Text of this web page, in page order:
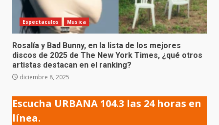
Espectaculos Musica
Rosalía y Bad Bunny, en la lista de los mejores
discos de 2025 de The New York Times, ¿qué otros
artistas destacan en el ranking?
diciembre 8, 2025
Escucha URBANA 104.3 las 24 horas en
línea.